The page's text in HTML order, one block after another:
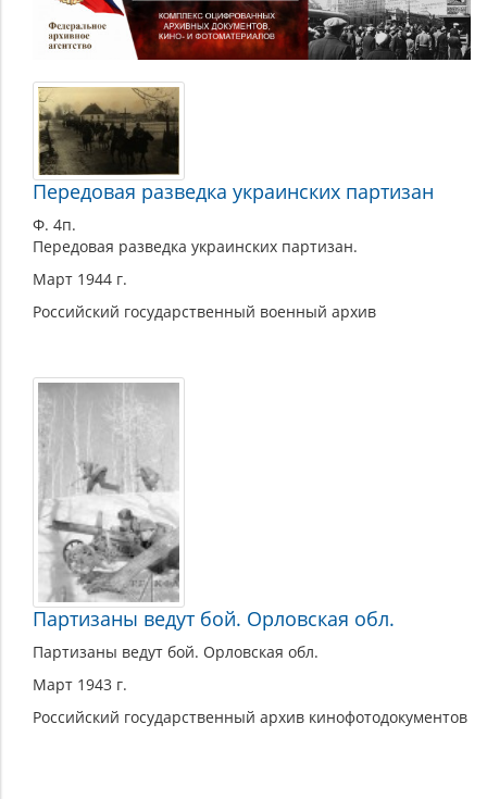
Передовая разведка украинских партизан
Ф. 4п.
Передовая разведка украинских партизан.
Март 1944 г.
Российский государственный военный архив
Партизаны ведут бой. Орловская обл.
Партизаны ведут бой. Орловская обл.
Март 1943 г.
Российский государственный архив кинофотодокументов